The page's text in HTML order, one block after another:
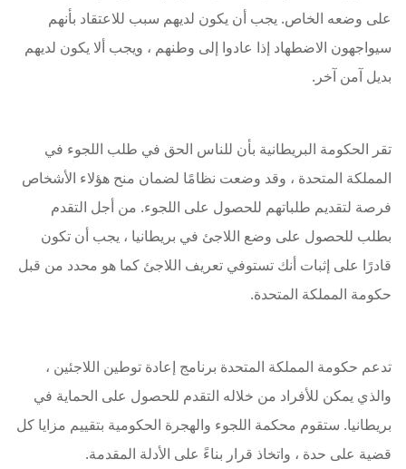
على وضعه الخاص. يجب أن يكون لديهم سبب للاعتقاد بأنهم
سيواجهون الاضطهاد إذا عادوا إلى وطنهم ، ويجب ألا يكون لديهم
بديل آمن آخر.
تقر الحكومة البريطانية بأن للناس الحق في طلب اللجوء في
المملكة المتحدة ، وقد وضعت نظامًا لضمان منح هؤلاء الأشخاص
فرصة لتقديم طلباتهم للحصول على اللجوء. من أجل التقدم
بطلب للحصول على وضع اللاجئ في بريطانيا ، يجب أن تكون
قادرًا على إثبات أنك تستوفي تعريف اللاجئ كما هو محدد من قبل
حكومة المملكة المتحدة.
تدعم حكومة المملكة المتحدة برنامج إعادة توطين اللاجئين ،
والذي يمكن للأفراد من خلاله التقدم للحصول على الحماية في
بريطانيا. ستقوم محكمة اللجوء والهجرة الحكومية بتقييم مزايا كل
قضية على حدة ، واتخاذ قرار بناءً على الأدلة المقدمة.